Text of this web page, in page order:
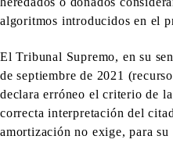
algoritmos introducidos en el
El Tribunal Supremo, en su
de septiembre de 2021
declara erróneo el criterio de
correcta interpretación del
amortización no exige, para